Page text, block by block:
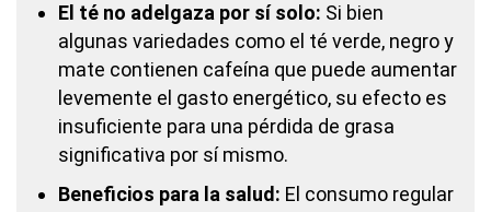
El té no adelgaza por sí solo: Si bien
algunas variedades como el té verde, negro y
mate contienen cafeína que puede aumentar
levemente el gasto energético, su efecto es
insuficiente para una pérdida de grasa
significativa por sí mismo.
Beneficios para la salud: El consumo regular